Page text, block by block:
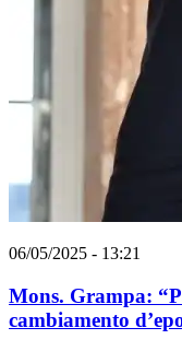
06/05/2025 - 13:21
Mons. Grampa:
cambiamento